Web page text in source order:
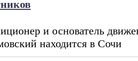
и основатель
находится в Сочи